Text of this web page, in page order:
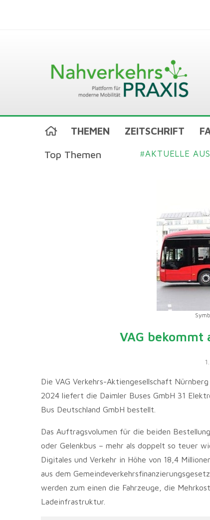
THEMEN ZEITSCHRIFT
Top Themen #AKTUELLE
VAG bekommt
Die VAG Verkehrs-Aktiengesellschaft
2024 liefert die Daimler Buses GmbH 31
Bus Deutschland GmbH bestellt.
Das Auftragsvolumen für die beiden
oder Gelenkbus – mehr als doppelt so teuer
Digitales und Verkehr in Höhe von 18,4
aus dem
werden zum einen die Fahrzeuge, die
Ladeinfrastruktur.